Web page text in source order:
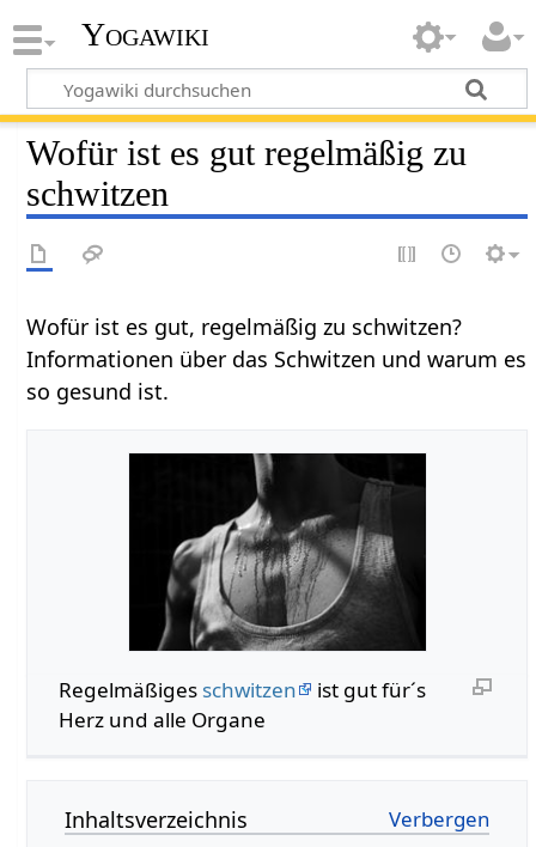
Yogawiki
Wofür ist es gut regelmäßig zu
schwitzen
Wofür ist es gut, regelmäßig zu schwitzen?
Informationen über das Schwitzen und warum es
so gesund ist.
Regelmäßiges schwitzen
ist gut für´s
Herz und alle Organe
Inhaltsverzeichnis